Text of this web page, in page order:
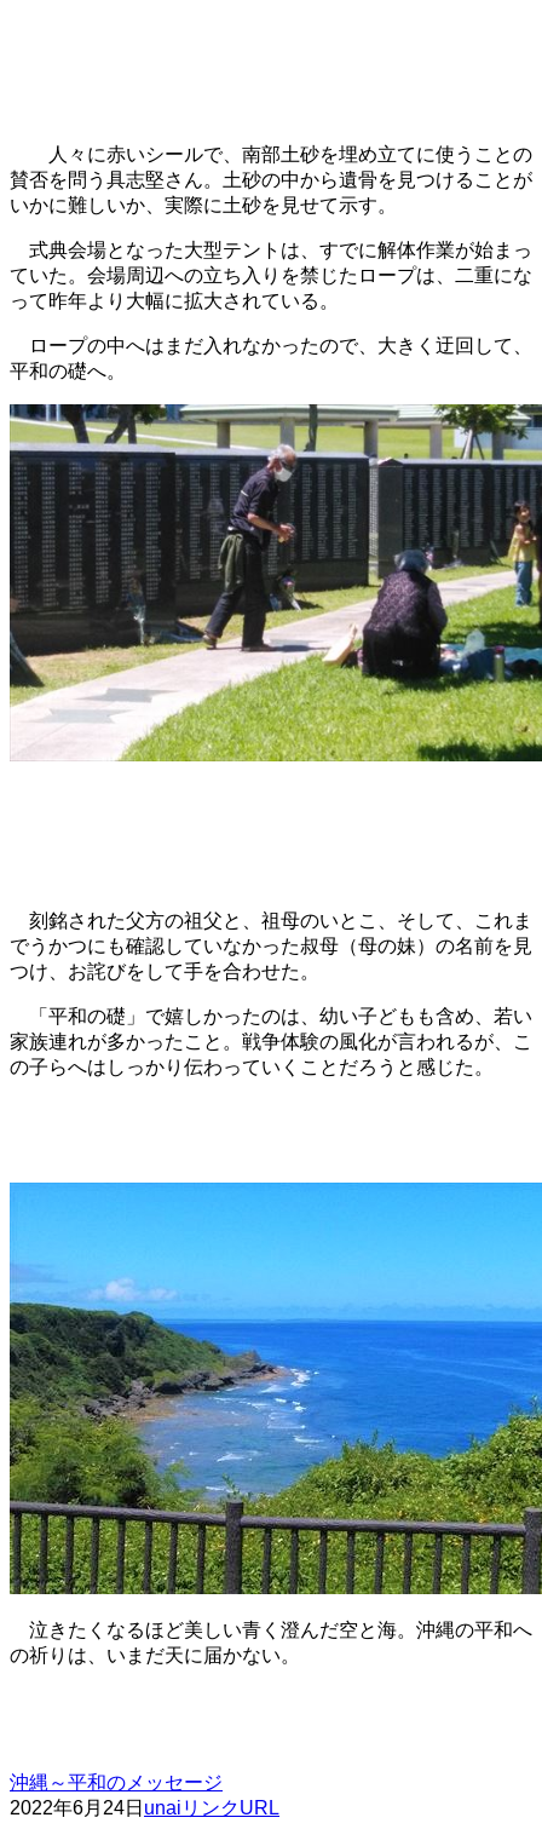
人々に赤いシールで、南部土砂を埋め立てに使うことの
賛否を問う具志堅さん。土砂の中から遺骨を見つけることが
いかに難しいか、実際に土砂を見せて示す。
式典会場となった大型テントは、すでに解体作業が始まっ
ていた。会場周辺への立ち入りを禁じたロープは、二重にな
って昨年より大幅に拡大されている。
ロープの中へはまだ入れなかったので、大きく迂回して、
平和の礎へ。
刻銘された父方の祖父と、祖母のいとこ、そして、これま
でうかつにも確認していなかった叔母（母の妹）の名前を見
つけ、お詫びをして手を合わせた。
「平和の礎」で嬉しかったのは、幼い子どもも含め、若い
家族連れが多かったこと。戦争体験の風化が言われるが、こ
の子らへはしっかり伝わっていくことだろうと感じた。
泣きたくなるほど美しい青く澄んだ空と海。沖縄の平和へ
の祈りは、いまだ天に届かない。
沖縄～平和のメッセージ
2022年6月24日 unai リンクURL